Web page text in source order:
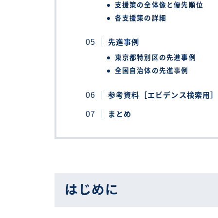
支援策の全体像と優先順位
各支援策の詳細
先進事例
東京都特別区の先進事例
全国自治体の先進事例
参考資料［エビデンス検索用］
まとめ
はじめに